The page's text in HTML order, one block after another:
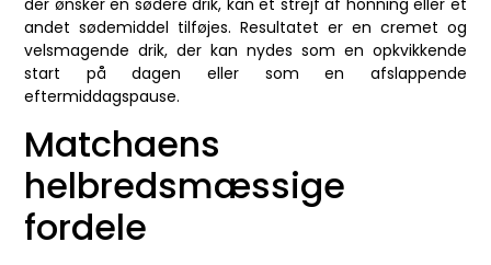
andet sødemiddel tilføjes. Resultatet er en cremet og
velsmagende drik, der kan nydes som en opkvikkende
start på dagen eller som en afslappende
eftermiddagspause.
Matchaens
helbredsmæssige
fordele